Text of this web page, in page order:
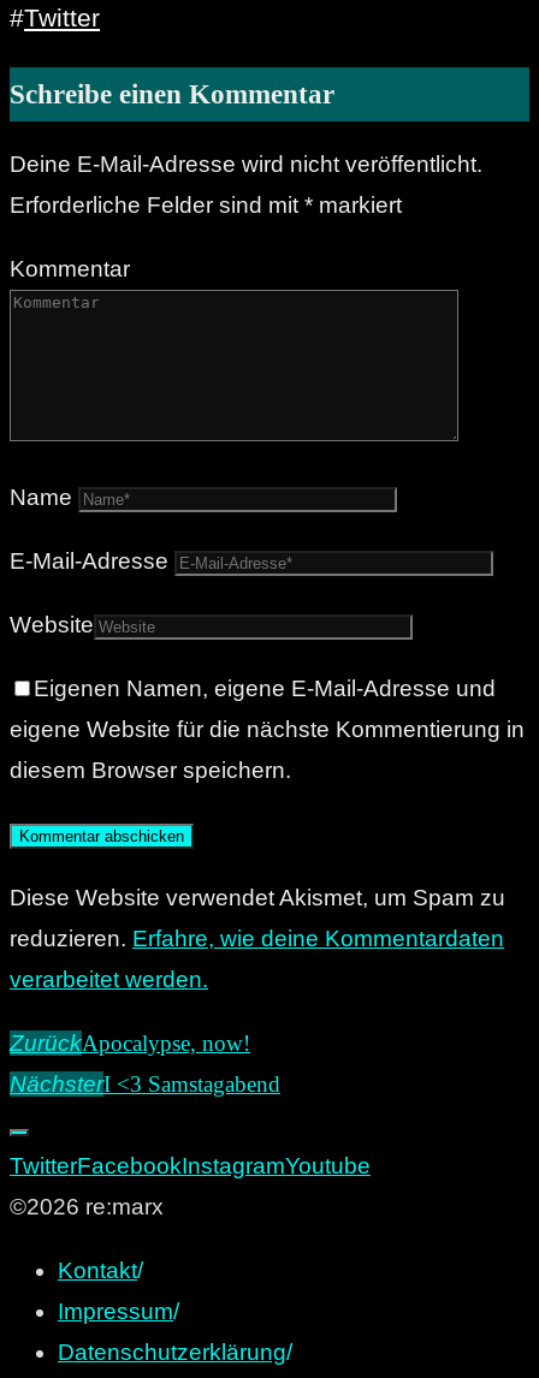
#Twitter
Schreibe einen Kommentar
Deine E-Mail-Adresse wird nicht veröffentlicht.
Erforderliche Felder sind mit * markiert
Kommentar
Name
E-Mail-Adresse
Website
Eigenen Namen, eigene E-Mail-Adresse und
eigene Website für die nächste Kommentierung in
diesem Browser speichern.
Diese Website verwendet Akismet, um Spam zu
reduzieren. Erfahre, wie deine Kommentardaten
verarbeitet werden.
ZurückApocalypse, now!
NächsterI <3 Samstagabend
TwitterFacebookInstagramYoutube
©2026 re:marx
Kontakt/
Impressum/
Datenschutzerklärung/